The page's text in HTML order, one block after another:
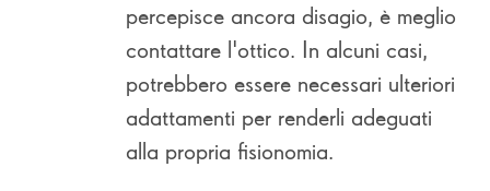
percepisce ancora disagio, è meglio
contattare l'ottico. In alcuni casi,
potrebbero essere necessari ulteriori
adattamenti per renderli adeguati
alla propria fisionomia.